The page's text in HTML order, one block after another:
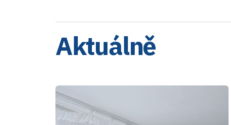
Aktuálně